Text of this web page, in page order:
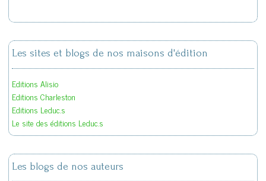
Les sites et blogs de nos maisons d'édition
Editions Alisio
Editions Charleston
Editions Leduc.s
Le site des éditions Leduc.s
Les blogs de nos auteurs